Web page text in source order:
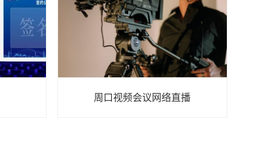
周口视频会议网络直播